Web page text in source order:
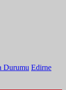
Durumu Edirne